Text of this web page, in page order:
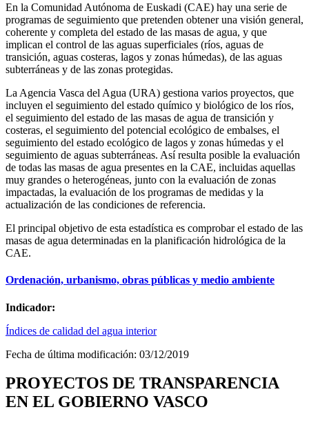
En la Comunidad Autónoma de Euskadi (CAE) hay una serie de
programas de seguimiento que pretenden obtener una visión general,
coherente y completa del estado de las masas de agua, y que
implican el control de las aguas superficiales (ríos, aguas de
transición, aguas costeras, lagos y zonas húmedas), de las aguas
subterráneas y de las zonas protegidas.
La Agencia Vasca del Agua (URA) gestiona varios proyectos, que
incluyen el seguimiento del estado químico y biológico de los ríos,
el seguimiento del estado de las masas de agua de transición y
costeras, el seguimiento del potencial ecológico de embalses, el
seguimiento del estado ecológico de lagos y zonas húmedas y el
seguimiento de aguas subterráneas. Así resulta posible la evaluación
de todas las masas de agua presentes en la CAE, incluidas aquellas
muy grandes o heterogéneas, junto con la evaluación de zonas
impactadas, la evaluación de los programas de medidas y la
actualización de las condiciones de referencia.
El principal objetivo de esta estadística es comprobar el estado de las
masas de agua determinadas en la planificación hidrológica de la
CAE.
Ordenación, urbanismo, obras públicas y medio ambiente
Indicador:
Índices de calidad del agua interior
Fecha de última modificación: 03/12/2019
PROYECTOS DE TRANSPARENCIA
EN EL GOBIERNO VASCO